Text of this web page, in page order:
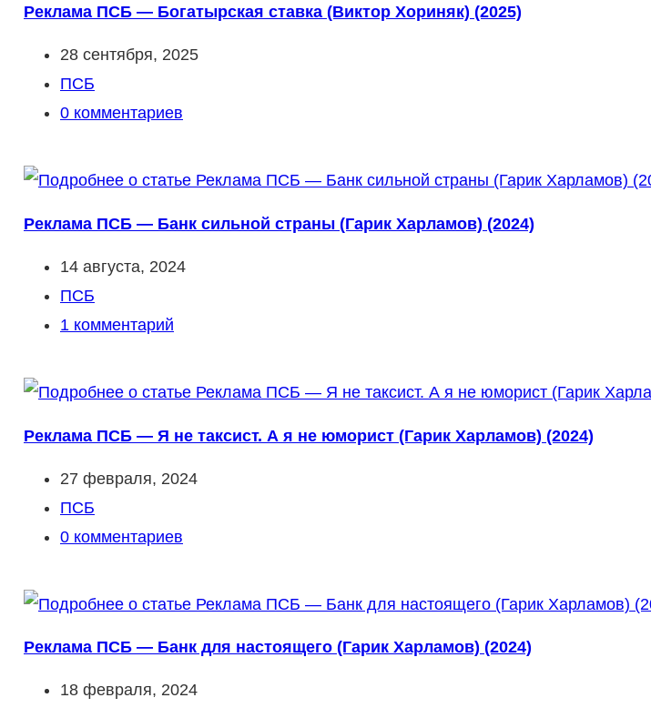
Реклама ПСБ — Богатырская ставка (Виктор Хориняк) (2025)
Запись
опубликована:
28 сентября, 2025
Рубрика
записи:
ПСБ
Комментарии
записи:
0 комментариев
Реклама ПСБ — Банк сильной страны (Гарик Харламов) (2024)
Запись
опубликована:
14 августа, 2024
Рубрика
записи:
ПСБ
Комментарии
записи:
1 комментарий
Реклама ПСБ — Я не таксист. А я не юморист (Гарик Харламов) (2024)
Запись
опубликована:
27 февраля, 2024
Рубрика
записи:
ПСБ
Комментарии
записи:
0 комментариев
Реклама ПСБ — Банк для настоящего (Гарик Харламов) (2024)
Запись
18 февраля, 2024